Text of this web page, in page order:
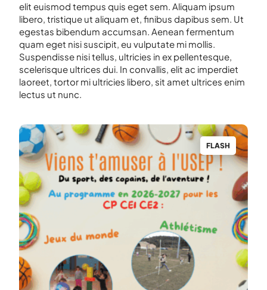
elit euismod tempus quis eget sem. Aliquam ipsum
libero, tristique ut aliquam et, finibus dapibus sem. Ut
egestas bibendum accumsan. Aenean fermentum
quam eget nisi suscipit, eu vulputate mi mollis.
Suspendisse nisi tellus, ultricies in ex pellentesque,
scelerisque ultrices dui. In convallis, elit ac imperdiet
laoreet, tortor mi ultricies libero, sit amet ultrices enim
lectus ut nunc.
FLASH